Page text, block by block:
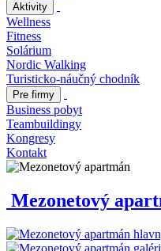
Aktivity
Wellness
Fitness
Solárium
Nordic Walking
Turisticko-náučný chodník
Pre firmy
Business pobyt
Teambuildingy
Kongresy
Kontakt
Mezonetový